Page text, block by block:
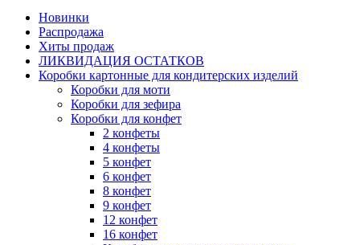
Новинки
Распродажа
Хиты продаж
ЛИКВИДАЦИЯ ОСТАТКОВ
Коробки картонные для кондитерских изделий
Коробки для моти
Коробки для зефира
Коробки для конфет
2 конфеты
4 конфеты
5 конфет
6 конфет
8 конфет
9 конфет
12 конфет
16 конфет